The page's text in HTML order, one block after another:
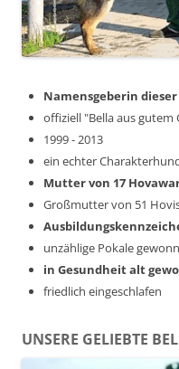
Namensgeberin dieser
offiziell "Bella aus gutem
1999 - 2013
ein echter
Mutter von 17
Großmutter von 51
unzählige Pokale
in Gesundheit alt
friedlich eingeschlafen
UNSERE GELIEBTE